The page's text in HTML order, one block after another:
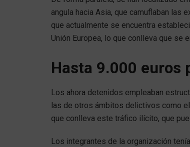
angula hacia Asia, que camuflaban
que actualmente se encuentra
Unión Europea, lo que conlleva que se
Hasta 9.000 euros
Los ahora detenidos empleaban
las de otros ámbitos delictivos como
que conlleva este tráfico ilícito, que
Los integrantes de la organización